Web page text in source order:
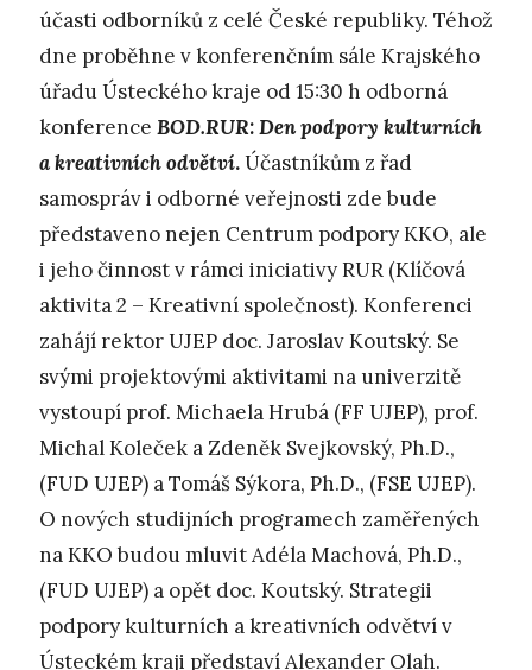
účasti odborníků z celé České republiky. Téhož
dne proběhne v konferenčním sále Krajského
úřadu Ústeckého kraje od 15:30 h odborná
konference BOD.RUR: Den podpory kulturních
a kreativních odvětví.Účastníkům z řad
samospráv i odborné veřejnosti zde bude
představeno nejen Centrum podpory KKO, ale
i jeho činnost v rámci iniciativy RUR (Klíčová
aktivita 2 – Kreativní společnost). Konferenci
zahájí rektor UJEP doc. Jaroslav Koutský. Se
svými projektovými aktivitami na univerzitě
vystoupí prof. Michaela Hrubá (FF UJEP), prof.
Michal Koleček a Zdeněk Svejkovský, Ph.D.,
(FUD UJEP) a Tomáš Sýkora, Ph.D., (FSE UJEP).
O nových studijních programech zaměřených
na KKO budou mluvit Adéla Machová, Ph.D.,
(FUD UJEP) a opět doc. Koutský. Strategii
podpory kulturních a kreativních odvětví v
Ústeckém kraji představí Alexander Olah.